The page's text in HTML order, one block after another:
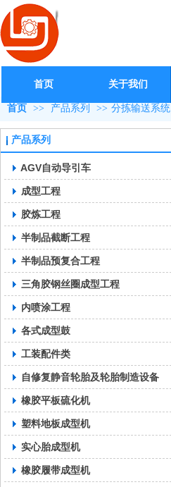
首页 关于我们
首页 >> 产品系列 >> 分拣输送系统
产品系列
AGV自动导引车
成型工程
胶炼工程
半制品截断工程
半制品预复合工程
三角胶钢丝圈成型工程
内喷涂工程
各式成型鼓
工装配件类
自修复静音轮胎及轮胎制造设备
橡胶平板硫化机
塑料地板成型机
实心胎成型机
橡胶履带成型机